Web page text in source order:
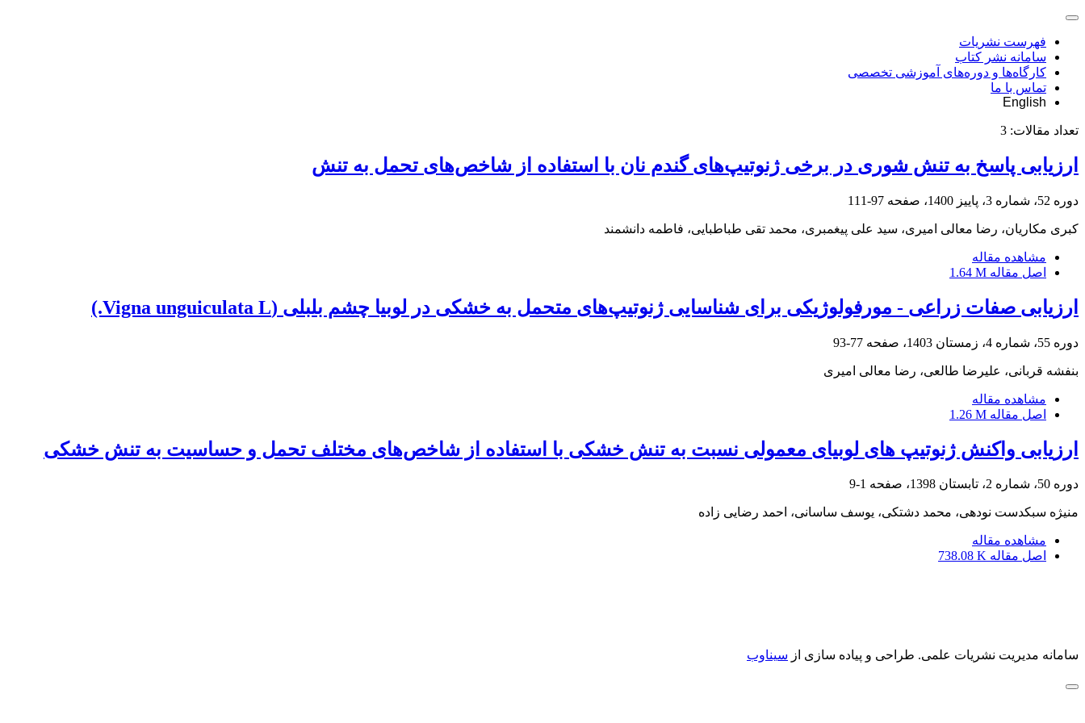
فهرست نشریات
سامانه نشر کتاب
کارگاه‌ها و دوره‌های آموزشی تخصصی
تماس با ما
English
تعداد مقالات: 3
ارزیابی پاسخ به تنش شوری در برخی ژنوتیپ‌های گندم نان با استفاده از شاخص‌های تحمل به تنش
دوره 52، شماره 3، پاییز 1400، صفحه 97-111
کبری مکاریان، رضا معالی امیری، سید علی پیغمبری، محمد تقی طباطبایی، فاطمه دانشمند
مشاهده مقاله
اصل مقاله 1.64 M
ارزیابی صفات زراعی - مورفولوژیکی برای شناسایی ژنوتیپ‌های متحمل به خشکی در لوبیا چشم بلبلی (Vigna unguiculata L.)
دوره 55، شماره 4، زمستان 1403، صفحه 77-93
بنفشه قربانی، علیرضا طالعی، رضا معالی امیری
مشاهده مقاله
اصل مقاله 1.26 M
ارزیابی واکنش ژنوتیپ های لوبیای معمولی نسبت به تنش خشکی با استفاده از شاخص‌های مختلف تحمل و حساسیت به تنش خشکی
دوره 50، شماره 2، تابستان 1398، صفحه 1-9
منیژه سبکدست نودهی، محمد دشتکی، یوسف ساسانی، احمد رضایی زاده
مشاهده مقاله
اصل مقاله 738.08 K
سامانه مدیریت نشریات علمی. طراحی و پیاده سازی از سیناوب